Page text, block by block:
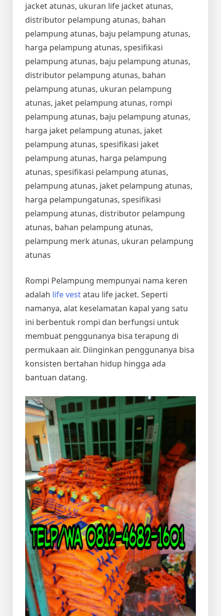
jacket atunas, ukuran life jacket atunas,
distributor pelampung atunas, bahan
pelampung atunas, baju pelampung atunas,
harga pelampung atunas, spesifikasi
pelampung atunas, baju pelampung atunas,
distributor pelampung atunas, bahan
pelampung atunas, ukuran pelampung
atunas, jaket pelampung atunas, rompi
pelampung atunas, baju pelampung atunas,
harga jaket pelampung atunas, jaket
pelampung atunas, spesifikasi jaket
pelampung atunas, harga pelampung
atunas, spesifikasi pelampung atunas,
pelampung atunas, jaket pelampung atunas,
harga pelampungatunas, spesifikasi
pelampung atunas, distributor pelampung
atunas, bahan pelampung atunas,
pelampung merk atunas, ukuran pelampung
atunas
Rompi Pelampung mempunyai nama keren
adalah life vestatau life jacket. Seperti
namanya, alat keselamatan kapal yang satu
ini berbentuk rompi dan berfungsi untuk
membuat penggunanya bisa terapung di
permukaan air. Diinginkan penggunanya bisa
konsisten bertahan hidup hingga ada
bantuan datang.